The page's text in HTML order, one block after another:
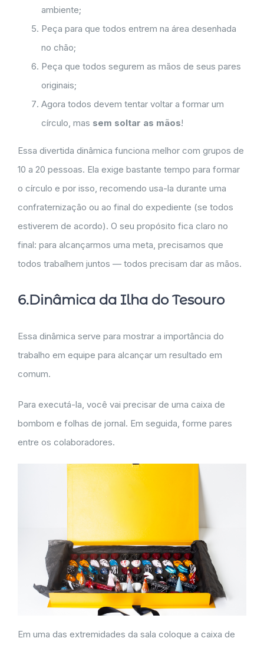
ambiente;
Peça para que todos entrem na área desenhada
no chão;
Peça que todos segurem as mãos de seus pares
originais;
Agora todos devem tentar voltar a formar um
círculo, mas sem soltar as mãos!
Essa divertida dinâmica funciona melhor com grupos de
10 a 20 pessoas. Ela exige bastante tempo para formar
o círculo e por isso, recomendo usa-la durante uma
confraternização ou ao final do expediente (se todos
estiverem de acordo). O seu propósito fica claro no
final: para alcançarmos uma meta, precisamos que
todos trabalhem juntos — todos precisam dar as mãos.
6.Dinâmica da Ilha do Tesouro
Essa dinâmica serve para mostrar a importância do
trabalho em equipe para alcançar um resultado em
comum.
Para executá-la, você vai precisar de uma caixa de
bombom e folhas de jornal. Em seguida, forme pares
entre os colaboradores.
Em uma das extremidades da sala coloque a caixa de